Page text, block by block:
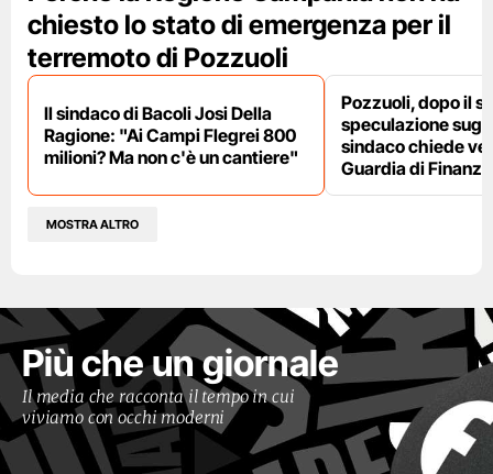
chiesto lo stato di emergenza per il
terremoto di Pozzuoli
Il sindaco di Bacoli Josi Della
Ragione: "Ai Campi Flegrei 800
milioni? Ma non c'è un cantiere"
Pozzuoli, dopo il
speculazione
sindaco chiede
Guardia di Finanza
MOSTRA ALTRO
Più che un giornale
Il media che racconta il tempo in cui
viviamo con occhi moderni